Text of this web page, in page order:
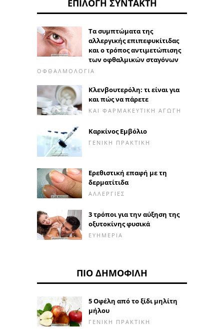
ΕΠΙΛΟΓΉ ΣΥΝΤΆΚΤΗ
Τα συμπτώματα της
αλλεργικής επιπεφυκίτιδας
και ο τρόπος αντιμετώπισης
των οφθαλμικών σταγόνων
ΟΦΘΑΛΜΟΛΟΓΊΑ
Κλενβουτερόλη: τι είναι για
και πώς να πάρετε
ΚΑΙ ΦΑΡΜΑΚΕΥΤΙΚΉ ΑΓΩΓΉ
Καρκίνος Εμβόλιο
ΓΕΝΙΚΉ ΠΡΑΚΤΙΚΉ
Ερεθιστική επαφή με τη
δερματίτιδα
ΑΛΛΕΡΓΊΕΣ
3 τρόποι για την αύξηση της
οξυτοκίνης φυσικά
ΕΥΗΜΕΡΊΑ
ΠΙΟ ΔΗΜΟΦΙΛΉ
5 Οφέλη από το ξίδι μηλίτη
μήλου
ΓΕΝΙΚΉ ΠΡΑΚΤΙΚΉ